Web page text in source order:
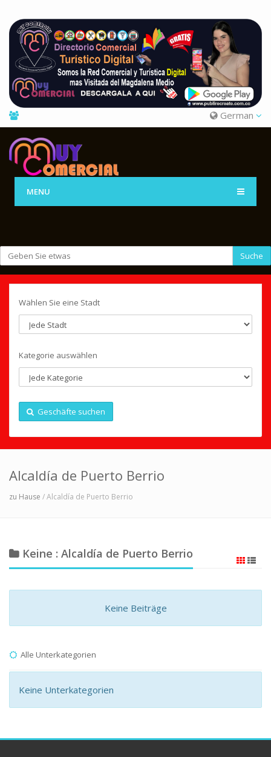
German
MENU
Suche
Wählen Sie eine Stadt
Kategorie auswählen
Geschäfte suchen
Alcaldía de Puerto Berrio
zu Hause / Alcaldía de Puerto Berrio
Keine : Alcaldía de Puerto Berrio
Keine Beiträge
Alle Unterkategorien
Keine Unterkategorien